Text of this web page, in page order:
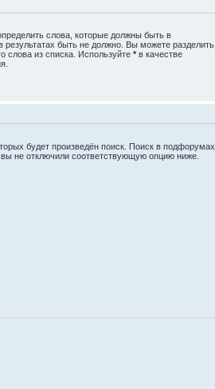
слова, которые должны быть в
результатах быть не должно. Вы можете разделить
слова из списка. Используйте * в качестве
будет произведён поиск. Поиск в подфорумах
не отключили соответствующую опцию ниже.